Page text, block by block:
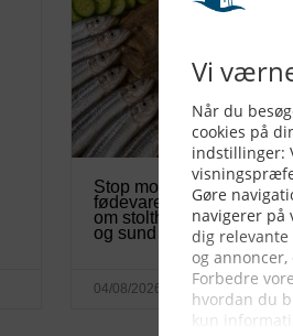
Stop mobningen af vores
fødevareerhverv: Det
om stolthed,
og sund fornuft
04/08/2026